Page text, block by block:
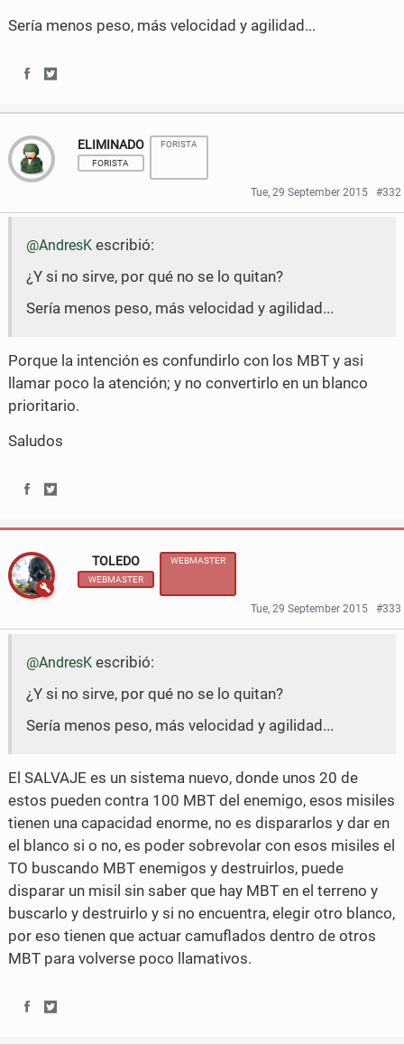
F
c
e
T
Sería menos peso, más velocidad y agilidad...
h
a
r
e
F
e
b
o
k
h
a
r
e
o
n
T
t
t
r
ELIMINADO
FORISTA
FORISTA
Tue, 29 September 2015 #332
@AndresKescribió:
¿Y si no sirve, por qué no se lo quitan?
Sería menos peso, más velocidad y agilidad...
Porque la intención es confundirlo con los MBT y asi
llamar poco la atención; y no convertirlo en un blanco
prioritario.
Saludos
h
a
r
e
F
e
b
o
k
h
a
r
e
o
n
T
i
t
t
r
TOLEDO
WEBMASTER
WEBMASTER
Tue, 29 September 2015 #333
@AndresKescribió:
¿Y si no sirve, por qué no se lo quitan?
Sería menos peso, más velocidad y agilidad...
El SALVAJE es un sistema nuevo, donde unos 20 de
estos pueden contra 100 MBT del enemigo, esos misiles
tienen una capacidad enorme, no es dispararlos y dar en
el blanco si o no, es poder sobrevolar con esos misiles el
TO buscando MBT enemigos y destruirlos, puede
disparar un misil sin saber que hay MBT en el terreno y
buscarlo y destruirlo y si no encuentra, elegir otro blanco,
por eso tienen que actuar camuflados dentro de otros
MBT para volverse poco llamativos.